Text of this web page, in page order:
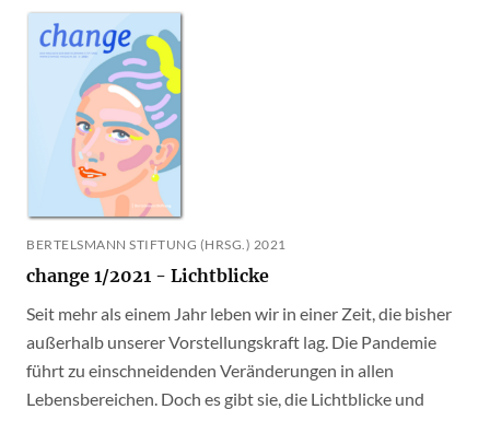
BERTELSMANN STIFTUNG (HRSG.) 2021
change 1/2021 - Lichtblicke
Seit mehr als einem Jahr leben wir in einer Zeit, die bisher
außerhalb unserer Vorstellungskraft lag. Die Pandemie
führt zu einschneidenden Veränderungen in allen
Lebensbereichen. Doch es gibt sie, die Lichtblicke und